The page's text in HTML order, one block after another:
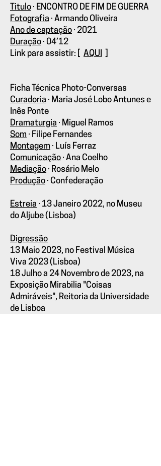
Titulo · ENCONTRO DE FIM DE GUERRA
Fotografia · Armando Oliveira
Ano de captação · 2021
Duração · 04’12
Link para assistir: [ AQUI
Ficha Técnica Photo-Conversas
Curadoria · Maria José Lobo Antunes e
Inês Ponte
Dramaturgia · Miguel Ramos
Som · Filipe Fernandes
Montagem · Luís Ferraz
Comunicação · Ana Coelho
Mediação · Rosário Melo
Produção · Confederação
Estreia · 13 Janeiro 2022, no Museu
do Aljube (Lisboa)
Digressão
13 Maio 2023, no Festival Música
Viva 2023 (Lisboa)
18 Julho a 24 Novembro de 2023, na
Exposição Mirabilia "Coisas
Admiráveis", Reitoria da Universidade
de Lisboa